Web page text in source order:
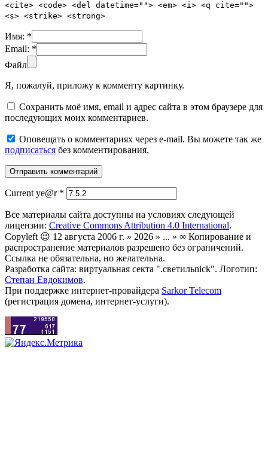
<cite> <code> <del datetime=""> <em> <i> <q cite="">
<s> <strike> <strong>
Имя: *
Email: *
Файл
Я, пожалуй, приложу к комменту картинку.
Сохранить моё имя, email и адрес сайта в этом браузере для
последующих моих комментариев.
Оповещать о комментариях через e-mail. Вы можете так же
подписаться без комментирования.
Current ye@r *
Все материалы сайта доступны на условиях следующей
лицензии: Creative Commons Attribution 4.0 International.
Copyleft 😉 12 августа 2006 г. » 2026 » ... » ∞ Копирование и
распространение материалов разрешено без ограничений.
Ссылка не обязательна, но желательна.
Разработка сайта: виртуальная секта ".светильnick". Логотип:
Степан Евдокимов.
При поддержке интернет-провайдера Sarkor Telecom
(регистрация домена, интернет-услуги).